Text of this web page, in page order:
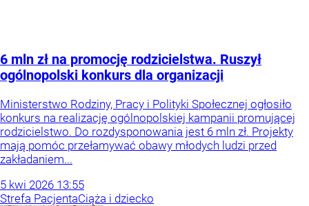
6 mln zł na promocję rodzicielstwa. Ruszył
ogólnopolski konkurs dla organizacji
Ministerstwo Rodziny, Pracy i Polityki Społecznej ogłosiło
konkurs na realizację ogólnopolskiej kampanii promującej
rodzicielstwo. Do rozdysponowania jest 6 mln zł. Projekty
mają pomóc przełamywać obawy młodych ludzi przed
zakładaniem...
5 kwi 2026 13:55
Strefa PacjentaCiąża i dziecko